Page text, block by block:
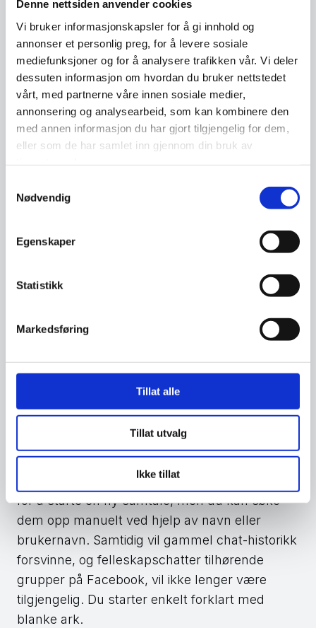
Denne nettsiden anvender cookies
Vi bruker informasjonskapsler for å gi innhold og
annonser et personlig preg, for å levere sosiale
mediefunksjoner og for å analysere trafikken vår. Vi deler
dessuten informasjon om hvordan du bruker nettstedet
vårt, med partnerne våre innen sosiale medier,
annonsering og analysearbeid, som kan kombinere den
med annen informasjon du har gjort tilgjengelig for dem,
eller som de har samlet inn gjennom din bruk av
Nødvendig
Egenskaper
Statistikk
Markedsføring
Tillat alle
Tillat utvalg
Ikke tillat
Microsoft. DMA vil pålegge disse
virksomhetene både plikter og forbud som vil
kunne endre brukeropplevelsen for oss
forbrukere.
Som en følge av dette har Meta åpnet opp for
at alle brukere i EU, EØS og Sveits får flere valg
om hvordan de ønsker å bruke tjenestene
deres.
Hvilke muligheter har du per
mars 2024?
Det Meta nå gir deg muligheten til, er å bruke
Messenger uten at den må være knyttet til en
du vil fortsette å bruke Facebook og
Hvis ikke, kan du opprette en ny og uavhengig
Ønsker du å opprette en ny Messenger-konto,
kan det være greit å vite at brukeropplevelsen
vil bli litt annerledes. For eksempel vil du ikke
lenger kunne søke opp venner fra Facebook
for å starte en ny samtale, men du kan søke
dem opp manuelt ved hjelp av navn eller
brukernavn. Samtidig vil gammel chat-historikk
forsvinne, og felleskapschatter tilhørende
grupper på Facebook, vil ikke lenger være
tilgjengelig. Du starter enkelt forklart med
blanke ark.